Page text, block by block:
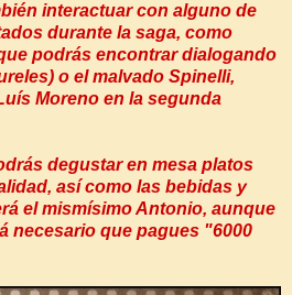
interactuar con alguno de
durante la saga, como
podrás encontrar dialogando
o el malvado Spinelli,
Moreno en la segunda
degustar en mesa platos
así como las bebidas y
el mismísimo Antonio, aunque
necesario que pagues "6000